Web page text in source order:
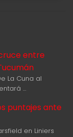
entre
La Cuna al
…
puntajes ante
en Liniers